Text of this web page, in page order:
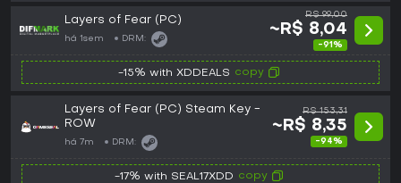
Layers of Fear (PC)
há 1sem DRM:
R$ 99,00
~R$ 8,04
-91%
-15% with XDDEALS copy
Layers of Fear (PC) Steam Key -
ROW
há 7m DRM:
R$ 153,31
~R$ 8,35
-94%
-17% with SEAL17XDD copy